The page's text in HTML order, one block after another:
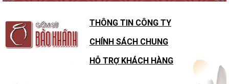
THÔNG TIN CÔNG TY
CHÍNH SÁCH CHUNG
HỖ TRỢ KHÁCH HÀNG